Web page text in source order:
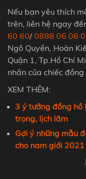
Nếu bạn yêu thích
trên, liên hệ ngay
60 60/ 0888 06 06
Ngô Quyền, Hoàn
Quận 1, Tp.Hồ Chí
nhân của chiếc đồng
XEM THÊM:
3 ý tưởng đồng hồ
trọng, lịch lãm
Gợi ý những mẫu
cho nam giới 2021